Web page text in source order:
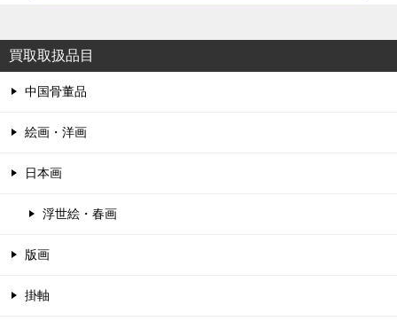
買取取扱品目
中国骨董品
絵画・洋画
日本画
浮世絵・春画
版画
掛軸